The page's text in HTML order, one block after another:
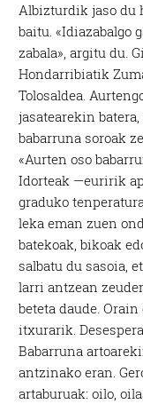
Albizturdik jaso du
baitu. «Idiazabalgo
zabala», argitu du.
Hondarribiatik
Tolosaldea.
jasatearekin
babarruna soroak
«Aurten oso
Idorteak —euririk
graduko
leka eman zuen
batekoak, bikoak
salbatu du sasoia,
larri antzean
beteta daude.
itxurarik.
Babarruna
antzinako eran.
artaburuak: oilo,